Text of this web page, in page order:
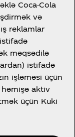
Coca-Cola
və
reklamlar
məqsədilə
istifadə
işləməsi üçün
həmişə aktiv
üçün Kuki